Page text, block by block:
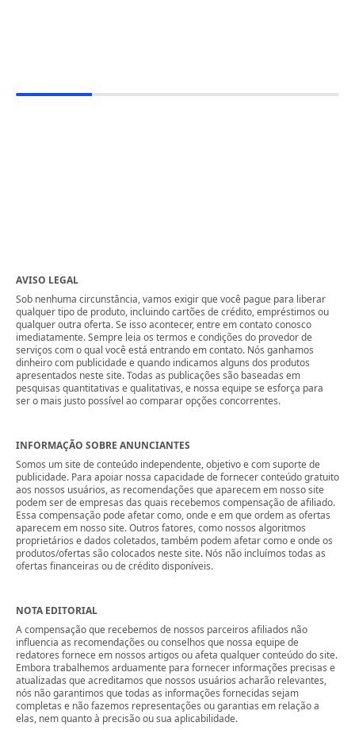
AVISO LEGAL
Sob nenhuma circunstância, vamos exigir que você pague para liberar
qualquer tipo de produto, incluindo cartões de crédito, empréstimos ou
qualquer outra oferta. Se isso acontecer, entre em contato conosco
imediatamente. Sempre leia os termos e condições do provedor de
serviços com o qual você está entrando em contato. Nós ganhamos
dinheiro com publicidade e quando indicamos alguns dos produtos
apresentados neste site. Todas as publicações são baseadas em
pesquisas quantitativas e qualitativas, e nossa equipe se esforça para
ser o mais justo possível ao comparar opções concorrentes.
INFORMAÇÃO SOBRE ANUNCIANTES
Somos um site de conteúdo independente, objetivo e com suporte de
publicidade. Para apoiar nossa capacidade de fornecer conteúdo gratuito
aos nossos usuários, as recomendações que aparecem em nosso site
podem ser de empresas das quais recebemos compensação de afiliado.
Essa compensação pode afetar como, onde e em que ordem as ofertas
aparecem em nosso site. Outros fatores, como nossos algoritmos
proprietários e dados coletados, também podem afetar como e onde os
produtos/ofertas são colocados neste site. Nós não incluímos todas as
ofertas financeiras ou de crédito disponíveis.
NOTA EDITORIAL
A compensação que recebemos de nossos parceiros afiliados não
influencia as recomendações ou conselhos que nossa equipe de
redatores fornece em nossos artigos ou afeta qualquer conteúdo do site.
Embora trabalhemos arduamente para fornecer informações precisas e
atualizadas que acreditamos que nossos usuários acharão relevantes,
nós não garantimos que todas as informações fornecidas sejam
completas e não fazemos representações ou garantias em relação a
elas, nem quanto à precisão ou sua aplicabilidade.